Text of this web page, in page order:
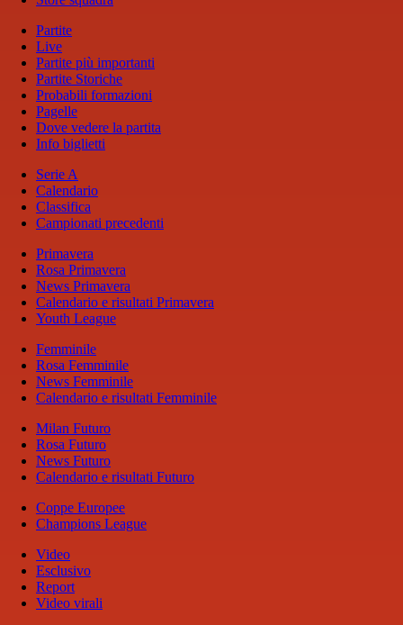
Partite
Live
Partite più importanti
Partite Storiche
Probabili formazioni
Pagelle
Dove vedere la partita
Info biglietti
Serie A
Calendario
Classifica
Campionati precedenti
Primavera
Rosa Primavera
News Primavera
Calendario e risultati Primavera
Youth League
Femminile
Rosa Femminile
News Femminile
Calendario e risultati Femminile
Milan Futuro
Rosa Futuro
News Futuro
Calendario e risultati Futuro
Coppe Europee
Champions League
Video
Esclusivo
Report
Video virali